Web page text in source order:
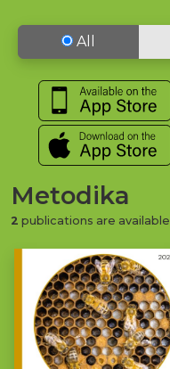
All
Metodika
2 publications are available